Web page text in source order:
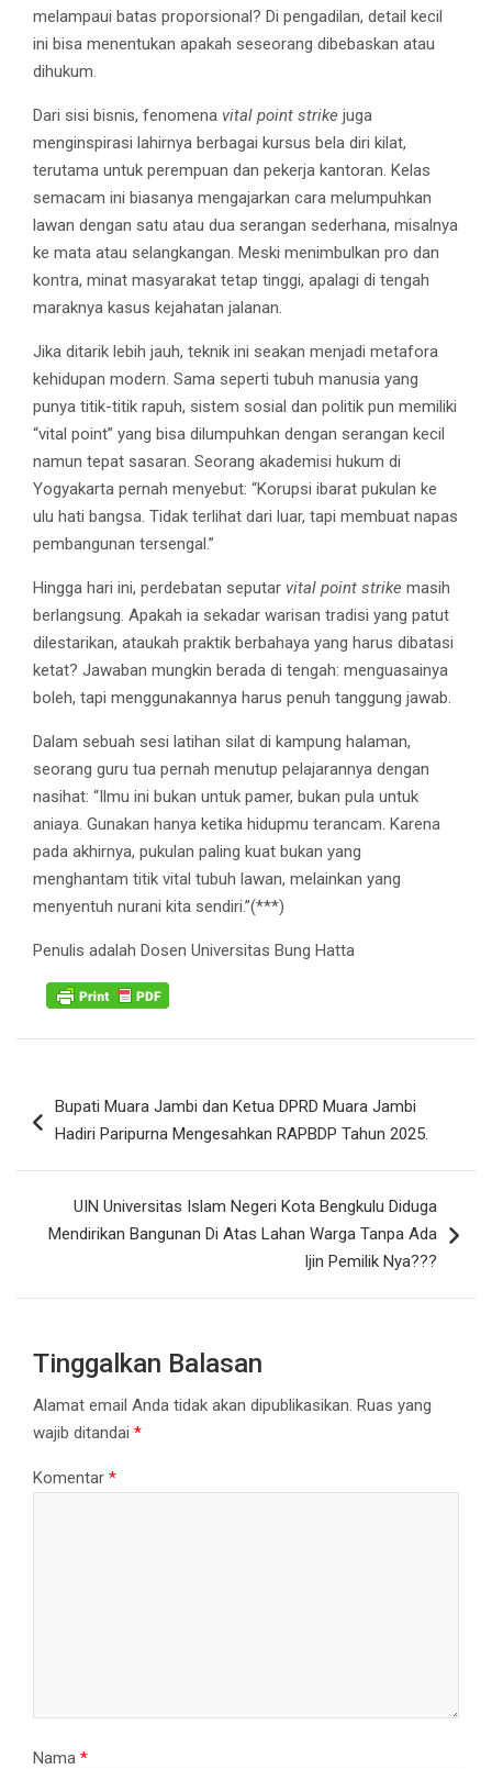
melampaui batas proporsional? Di pengadilan, detail kecil
ini bisa menentukan apakah seseorang dibebaskan atau
dihukum.
Dari sisi bisnis, fenomena vital point strike juga
menginspirasi lahirnya berbagai kursus bela diri kilat,
terutama untuk perempuan dan pekerja kantoran. Kelas
semacam ini biasanya mengajarkan cara melumpuhkan
lawan dengan satu atau dua serangan sederhana, misalnya
ke mata atau selangkangan. Meski menimbulkan pro dan
kontra, minat masyarakat tetap tinggi, apalagi di tengah
maraknya kasus kejahatan jalanan.
Jika ditarik lebih jauh, teknik ini seakan menjadi metafora
kehidupan modern. Sama seperti tubuh manusia yang
punya titik-titik rapuh, sistem sosial dan politik pun memiliki
“vital point” yang bisa dilumpuhkan dengan serangan kecil
namun tepat sasaran. Seorang akademisi hukum di
Yogyakarta pernah menyebut: “Korupsi ibarat pukulan ke
ulu hati bangsa. Tidak terlihat dari luar, tapi membuat napas
pembangunan tersengal.”
Hingga hari ini, perdebatan seputar vital point strike masih
berlangsung. Apakah ia sekadar warisan tradisi yang patut
dilestarikan, ataukah praktik berbahaya yang harus dibatasi
ketat? Jawaban mungkin berada di tengah: menguasainya
boleh, tapi menggunakannya harus penuh tanggung jawab.
Dalam sebuah sesi latihan silat di kampung halaman,
seorang guru tua pernah menutup pelajarannya dengan
nasihat: “Ilmu ini bukan untuk pamer, bukan pula untuk
aniaya. Gunakan hanya ketika hidupmu terancam. Karena
pada akhirnya, pukulan paling kuat bukan yang
menghantam titik vital tubuh lawan, melainkan yang
menyentuh nurani kita sendiri.”(***)
Penulis adalah Dosen Universitas Bung Hatta
posBupati Muara Jambi dan Ketua DPRD Muara Jambi
Hadiri Paripurna Mengesahkan RAPBDP Tahun 2025.
UIN Universitas Islam Negeri Kota Bengkulu Diduga
Mendirikan Bangunan Di Atas Lahan Warga Tanpa Ada
Ijin Pemilik Nya???
Tinggalkan Balasan
Alamat email Anda tidak akan dipublikasikan. Ruas yang
wajib ditandai *
Komentar *
Nama *